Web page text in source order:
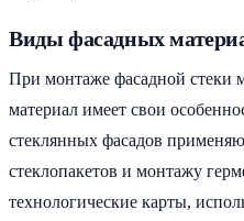
Виды фасадных
При монтаже фасадной стеки
материал имеет свои
стеклянных фасадов
стеклопакетов и монтажу
технологические карты,